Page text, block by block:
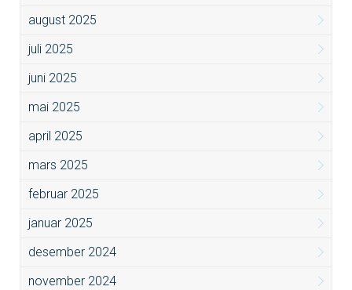
august 2025
juli 2025
juni 2025
mai 2025
april 2025
mars 2025
februar 2025
januar 2025
desember 2024
november 2024